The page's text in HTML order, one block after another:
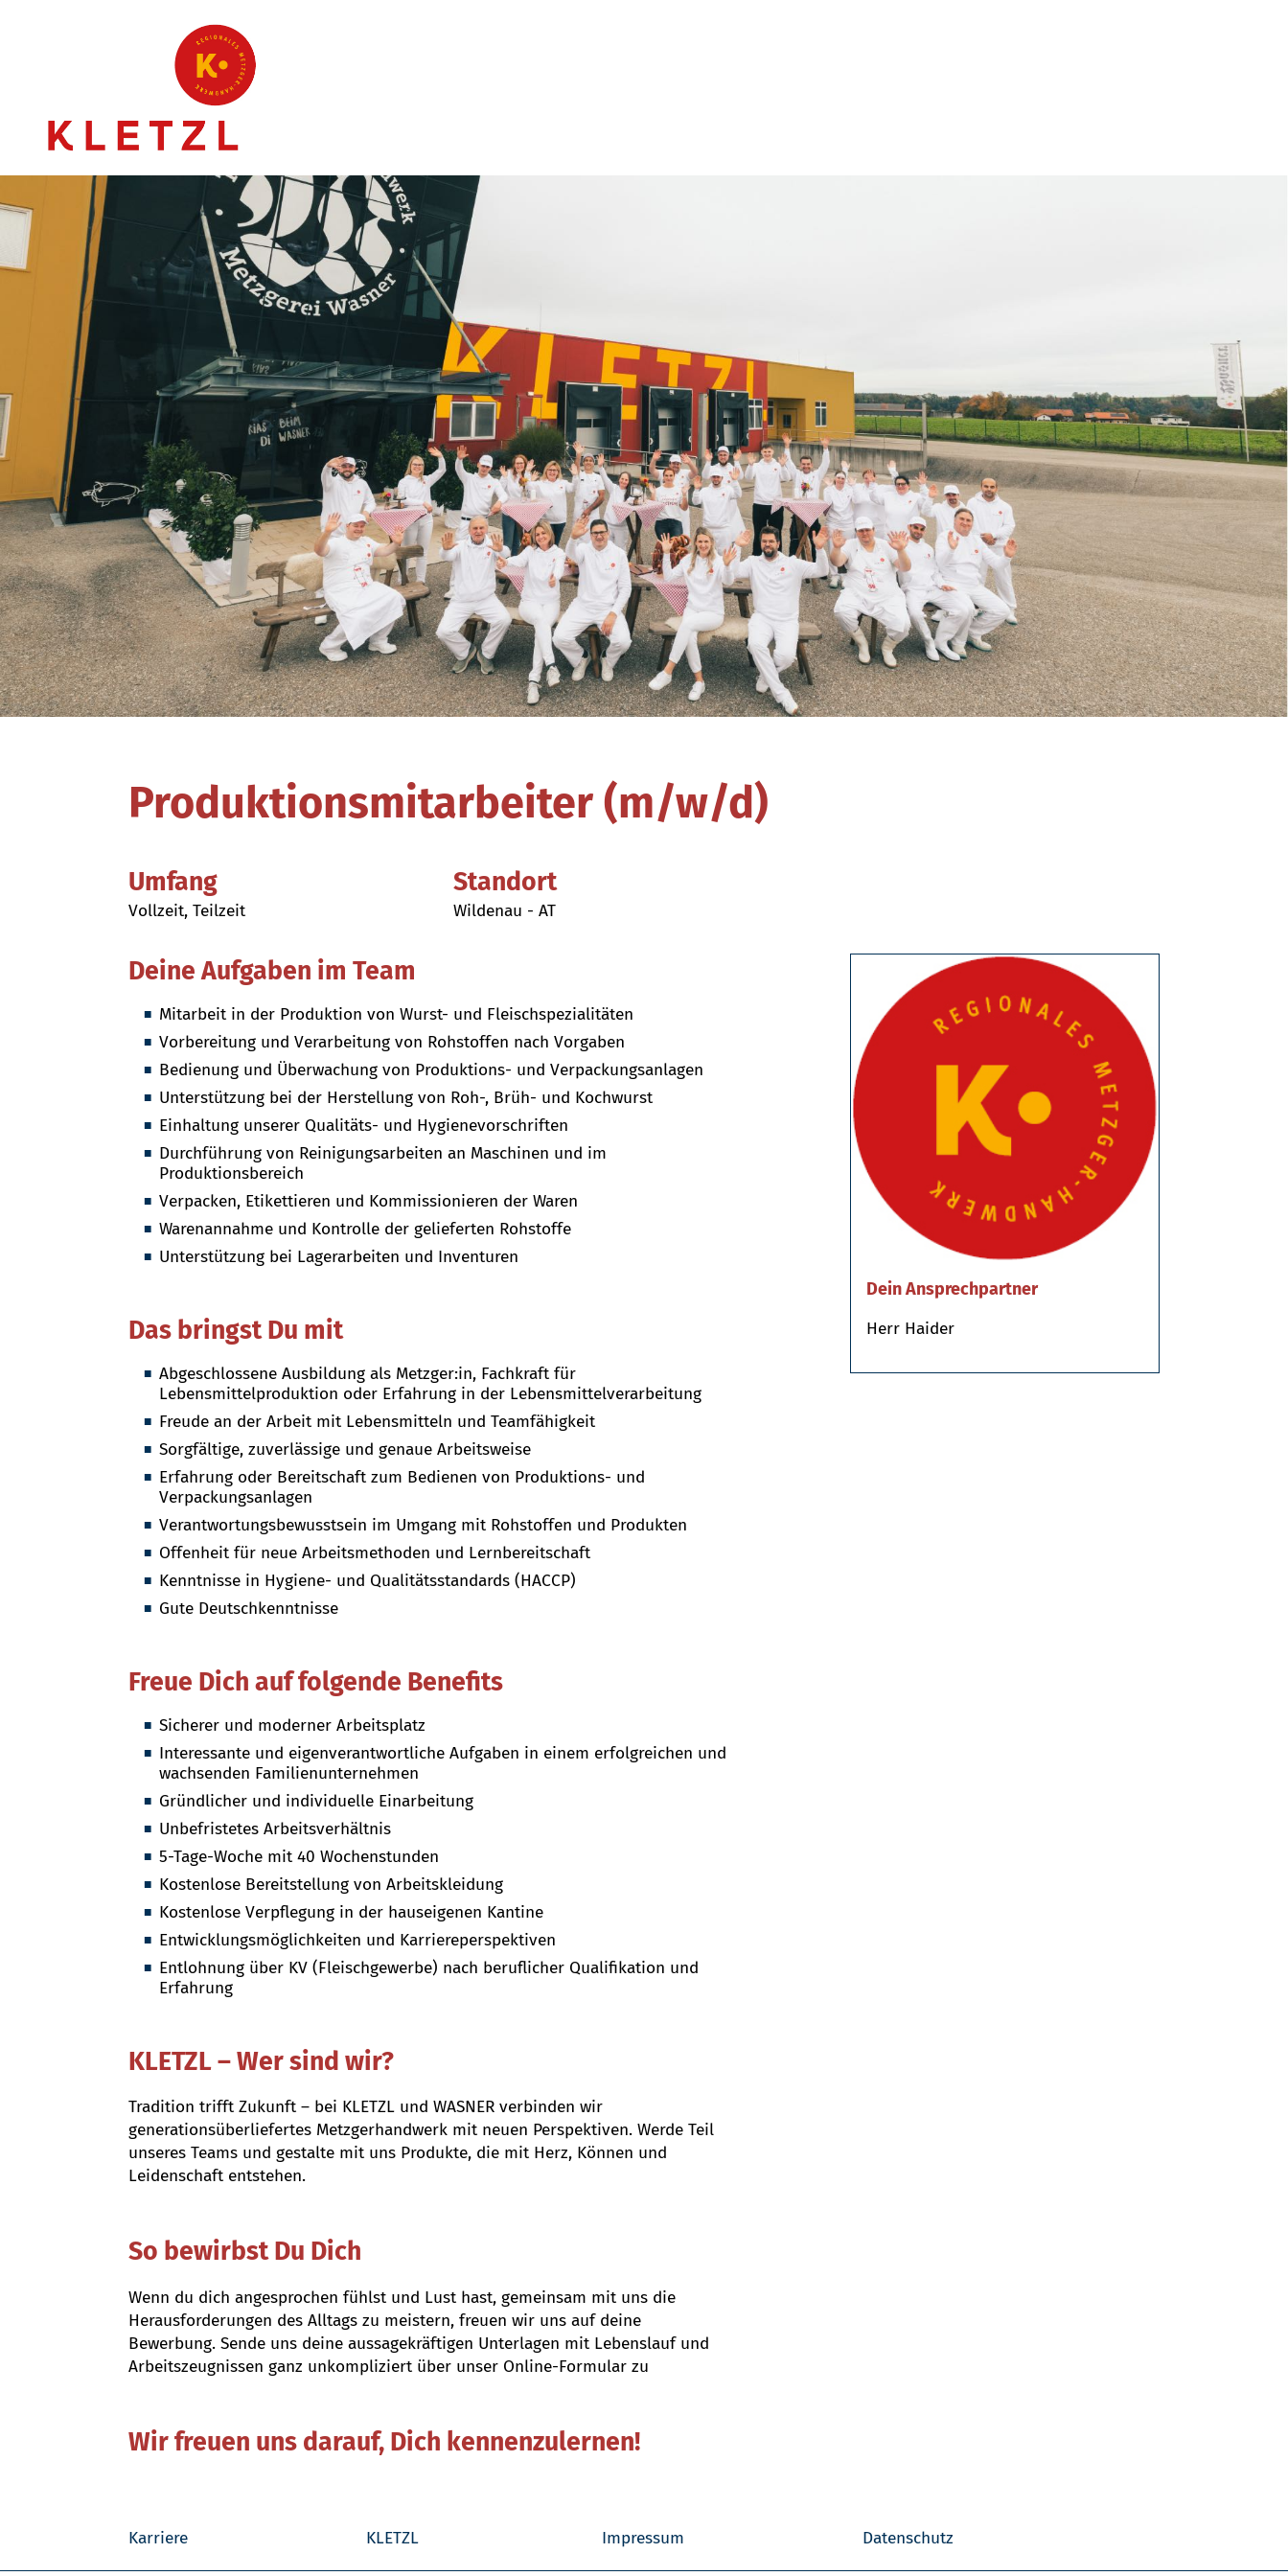
Produktionsmitarbeiter (m/w/d)
Umfang
Vollzeit, Teilzeit
Standort
Wildenau - AT
Deine Aufgaben im Team
Mitarbeit in der Produktion von Wurst- und Fleischspezialitäten
Vorbereitung und Verarbeitung von Rohstoffen nach Vorgaben
Bedienung und Überwachung von Produktions- und Verpackungsanlagen
Unterstützung bei der Herstellung von Roh-, Brüh- und Kochwurst
Einhaltung unserer Qualitäts- und Hygienevorschriften
Durchführung von Reinigungsarbeiten an Maschinen und im
Produktionsbereich
Verpacken, Etikettieren und Kommissionieren der Waren
Warenannahme und Kontrolle der gelieferten Rohstoffe
Unterstützung bei Lagerarbeiten und Inventuren
Das bringst Du mit
Abgeschlossene Ausbildung als Metzger:in, Fachkraft für
Lebensmittelproduktion oder Erfahrung in der Lebensmittelverarbeitung
Freude an der Arbeit mit Lebensmitteln und Teamfähigkeit
Sorgfältige, zuverlässige und genaue Arbeitsweise
Erfahrung oder Bereitschaft zum Bedienen von Produktions- und
Verpackungsanlagen
Verantwortungsbewusstsein im Umgang mit Rohstoffen und Produkten
Offenheit für neue Arbeitsmethoden und Lernbereitschaft
Kenntnisse in Hygiene- und Qualitätsstandards (HACCP)
Gute Deutschkenntnisse
Freue Dich auf folgende Benefits
Sicherer und moderner Arbeitsplatz
Interessante und eigenverantwortliche Aufgaben in einem erfolgreichen und
wachsenden Familienunternehmen
Gründlicher und individuelle Einarbeitung
Unbefristetes Arbeitsverhältnis
5-Tage-Woche mit 40 Wochenstunden
Kostenlose Bereitstellung von Arbeitskleidung
Kostenlose Verpflegung in der hauseigenen Kantine
Entwicklungsmöglichkeiten und Karriereperspektiven
Entlohnung über KV (Fleischgewerbe) nach beruflicher Qualifikation und
Erfahrung
KLETZL – Wer sind wir?
Tradition trifft Zukunft – bei KLETZL und WASNER verbinden wir
generationsüberliefertes Metzgerhandwerk mit neuen Perspektiven. Werde Teil
unseres Teams und gestalte mit uns Produkte, die mit Herz, Können und
Leidenschaft entstehen.
So bewirbst Du Dich
Wenn du dich angesprochen fühlst und Lust hast, gemeinsam mit uns die
Herausforderungen des Alltags zu meistern, freuen wir uns auf deine
Bewerbung. Sende uns deine aussagekräftigen Unterlagen mit Lebenslauf und
Arbeitszeugnissen ganz unkompliziert über unser Online-Formular zu
Wir freuen uns darauf, Dich kennenzulernen!
Dein Ansprechpartner
Herr Haider
Karriere KLETZL Impressum Datenschutz